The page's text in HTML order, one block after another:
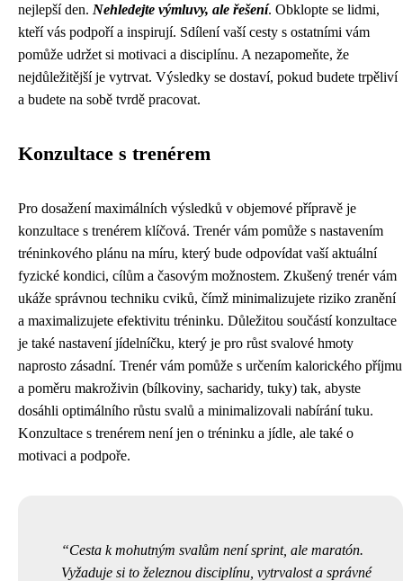
nejlepší den. Nehledejte výmluvy, ale řešení. Obklopte se lidmi,
kteří vás podpoří a inspirují. Sdílení vaší cesty s ostatními vám
pomůže udržet si motivaci a disciplínu. A nezapomeňte, že
nejdůležitější je vytrvat. Výsledky se dostaví, pokud budete trpěliví
a budete na sobě tvrdě pracovat.
Konzultace s trenérem
Pro dosažení maximálních výsledků v objemové přípravě je
konzultace s trenérem klíčová. Trenér vám pomůže s nastavením
tréninkového plánu na míru, který bude odpovídat vaší aktuální
fyzické kondici, cílům a časovým možnostem. Zkušený trenér vám
ukáže správnou techniku cviků, čímž minimalizujete riziko zranění
a maximalizujete efektivitu tréninku. Důležitou součástí konzultace
je také nastavení jídelníčku, který je pro růst svalové hmoty
naprosto zásadní. Trenér vám pomůže s určením kalorického příjmu
a poměru makroživin (bílkoviny, sacharidy, tuky) tak, abyste
dosáhli optimálního růstu svalů a minimalizovali nabírání tuku.
Konzultace s trenérem není jen o tréninku a jídle, ale také o
motivaci a podpoře.
Cesta k mohutným svalům není sprint, ale maratón.
Vyžaduje si to železnou disciplínu, vytrvalost a správné